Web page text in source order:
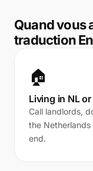
Quand vous
traduction
🏠
Living in NL or
Call landlords,
the
end.